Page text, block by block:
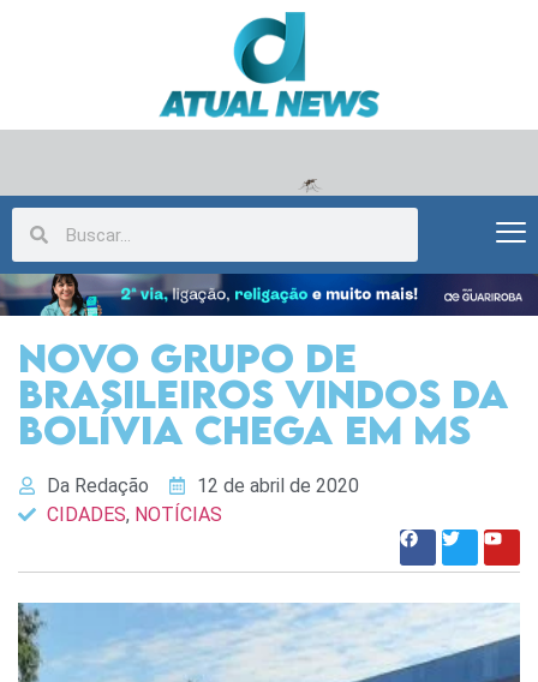
Novo grupo de
brasileiros vindos da
Bolívia chega em MS
Da Redação
12 de abril de 2020
CIDADES, NOTÍCIAS